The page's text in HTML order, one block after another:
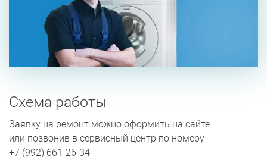
Схема работы
Заявку на ремонт можно оформить на сайте
или позвонив в сервисный центр по номеру
+7 (992) 661-26-34